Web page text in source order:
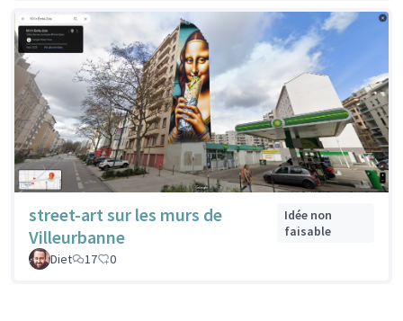
street-art sur les murs de
Villeurbanne
Idée non
faisable
Diet
17 0